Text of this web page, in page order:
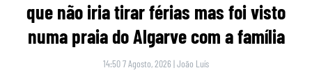
que não iria tirar férias mas foi visto
numa praia do Algarve com a família
14:50 7 Agosto, 2026 |João Luís